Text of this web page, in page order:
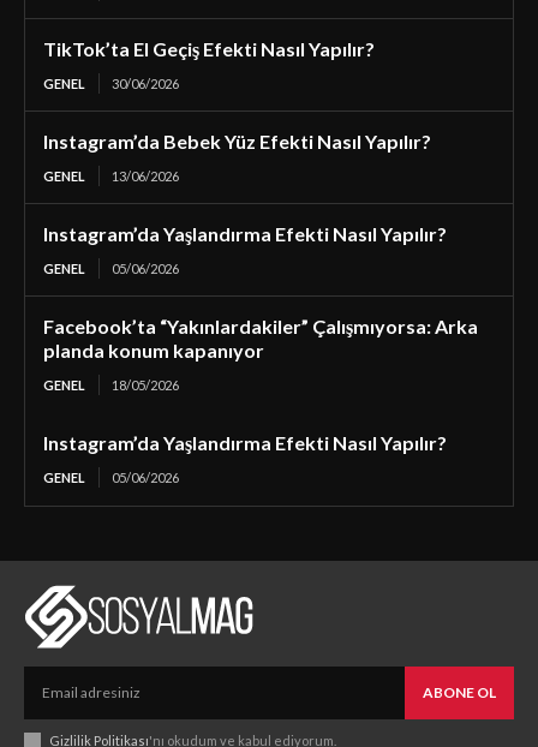
TikTok’ta El Geçiş Efekti Nasıl Yapılır?
GENEL 30/06/2026
Instagram’da Bebek Yüz Efekti Nasıl Yapılır?
GENEL 13/06/2026
Instagram’da Yaşlandırma Efekti Nasıl Yapılır?
GENEL 05/06/2026
Facebook’ta “Yakınlardakiler” Çalışmıyorsa: Arka
planda konum kapanıyor
GENEL 18/05/2026
Instagram’da Yaşlandırma Efekti Nasıl Yapılır?
GENEL 05/06/2026
ABONE OL
Gizlilik Politikası'nı okudum ve kabul ediyorum.